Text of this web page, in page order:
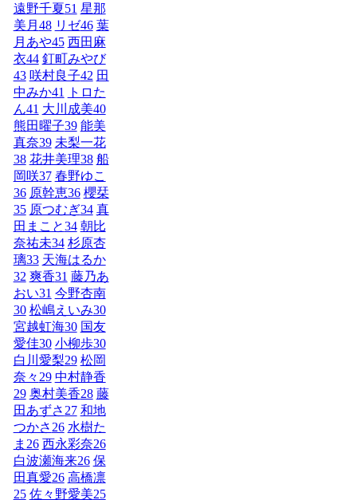
遠野千夏51 星那
美月 48 リゼ46 葉
月あや45 西田麻
衣44 釘町みやび
43 咲村良子42 田
中みか41
トロた
ん41 大川成美40
熊田曜子39 能美
真奈39 未梨一花
38 花井美理38 船
岡咲37 春野ゆこ
36 原幹恵36 櫻栞
35 原つむぎ34 真
田まこと34 朝比
奈祐未34 杉原杏
璃33 天海はるか
32 爽香31 藤乃あ
おい31 今野杏南
30 松嶋えいみ30
宮越虹海30 国友
愛佳30 小柳歩30
白川愛梨29 松岡
奈々 29 中村静香
29 奥村美香28 藤
田あずさ 27 和地
つかさ 26 水樹た
ま 26 西永彩奈26
白波瀬海来26 保
田真愛26 高橋凛
25 佐々野愛美25